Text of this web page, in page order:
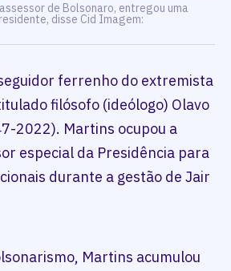
de Bolsonaro, entregou uma
disse Cid Imagem:
ferrenho do extremista
filósofo (ideólogo) Olavo
2022). Martins ocupou a
especial da Presidência para
durante a gestão de Jair
Martins acumulou